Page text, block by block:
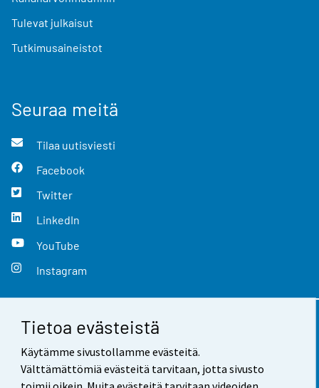
Tietoa evästeistä
Käytämme sivustollamme evästeitä.
Välttämättömiä evästeitä tarvitaan, jotta sivusto
Tulevat julkaisut
Tutkimusaineistot
Seuraa meitä
Tilaa uutisviesti
Facebook
Twitter
LinkedIn
YouTube
Instagram
Yhteystiedot
Palaute